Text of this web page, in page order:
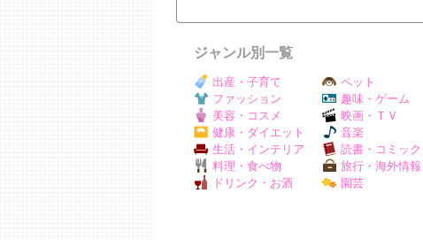
ジャンル別一覧
出産・子育て
ファッション
美容・コスメ
健康・ダイエット
生活・インテリア
料理・食べ物
ドリンク・お酒
ペット
趣味・ゲーム
映画・ＴＶ
音楽
読書・コミック
旅行・海外情報
園芸